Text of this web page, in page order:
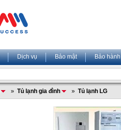
Dịch vụ Bảo mật Bảo hành
» Tủ lạnh gia đình » Tủ lạnh LG